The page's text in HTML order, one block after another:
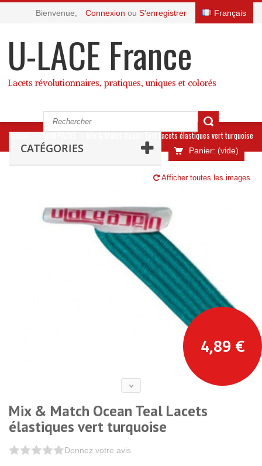
Français
Bienvenue, Connexion ou S'enregistrer
U-LACE France
Lacets révolutionnaires, pratiques, uniques et colorés
Panier: (vide)
CATÉGORIES
Accueil > MINI PACKS > Mix & Match Ocean Teal Lacets élastiques vert turquoise
4,89 €
Afficher toutes les images
Mix & Match Ocean Teal Lacets
élastiques vert turquoise
Donnez votre avis